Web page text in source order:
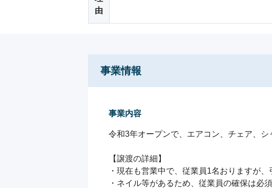
由
事業情報
事業内容
令和3年オープンで、エアコン、チェア、シ
【譲渡の詳細】
・現在も営業中で、従業員1名おりますが
・ネイル等があるため、従業員の確保は必